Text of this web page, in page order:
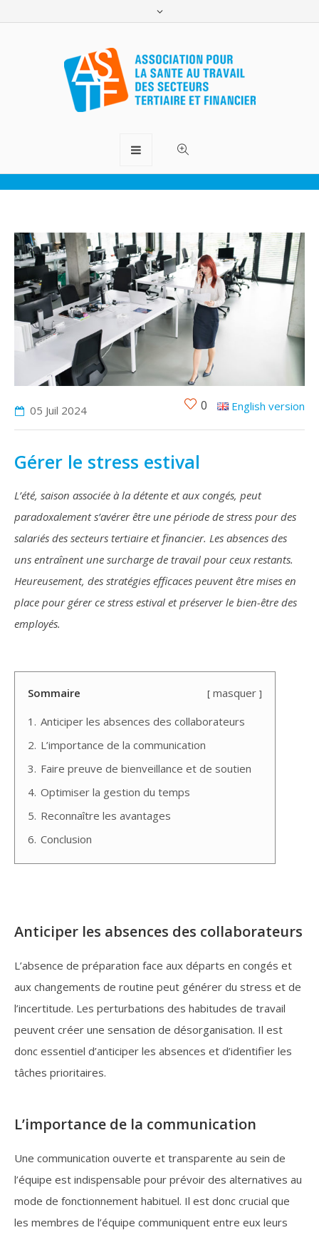
Gérer le stress estival
05 Juil 2024 0 English version
Gérer le stress estival
L’été, saison associée à la détente et aux congés, peut
paradoxalement s’avérer être une période de stress pour des
salariés des secteurs tertiaire et financier. Les absences des
uns entraînent une surcharge de travail pour ceux restants.
Heureusement, des stratégies efficaces peuvent être mises en
place pour gérer ce stress estival et préserver le bien-être des
employés.
Sommaire
masquer
1. Anticiper les absences des collaborateurs
2. L’importance de la communication
3. Faire preuve de bienveillance et de soutien
4. Optimiser la gestion du temps
5. Reconnaître les avantages
6. Conclusion
Anticiper les absences des collaborateurs
L’absence de préparation face aux départs en congés et
aux changements de routine peut générer du stress et de
l’incertitude. Les perturbations des habitudes de travail
peuvent créer une sensation de désorganisation. Il est
donc essentiel d’anticiper les absences et d’identifier les
tâches prioritaires.
L’importance de la communication
Une communication ouverte et transparente au sein de
l’équipe est indispensable pour prévoir des alternatives au
mode de fonctionnement habituel. Il est donc crucial que
les membres de l’équipe communiquent entre eux leurs